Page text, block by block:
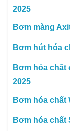
2025
Bơm màng
Bơm hút hóa
Bơm hóa
2025
Bơm hóa chất
Bơm hóa chất